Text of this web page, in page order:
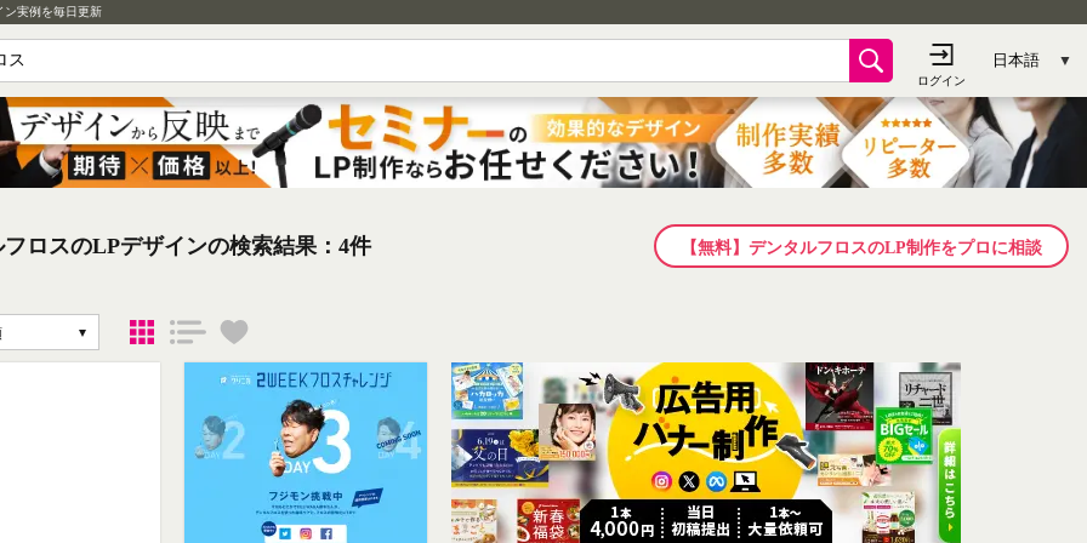
ン実例を毎日更新
ロスのLPデザインの検索結果：4件 【無料】デンタルフロスのLP制作をプロに相談